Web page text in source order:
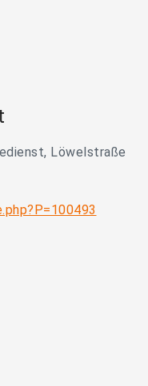
Löwelstraße